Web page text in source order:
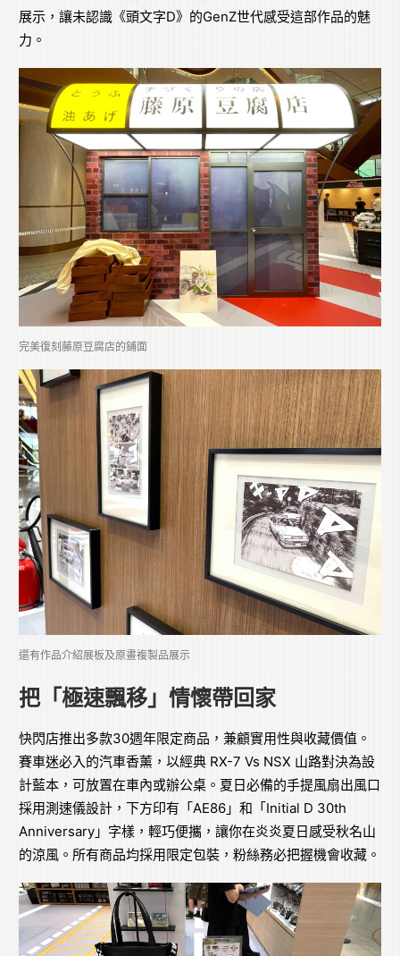
展示，讓未認識《頭文字D》的GenZ世代感受這部作品的魅
力。
完美復刻藤原豆腐店的鋪面
還有作品介紹展板及原畫複製品展示
把「極速飄移」情懷帶回家
快閃店推出多款30週年限定商品，兼顧實用性與收藏價值。
賽車迷必入的汽車香薰，以經典 RX-7 Vs NSX 山路對決為設
計藍本，可放置在車內或辦公桌。夏日必備的手提風扇出風口
採用測速儀設計，下方印有「AE86」和「Initial D 30th
Anniversary」字樣，輕巧便攜，讓你在炎炎夏日感受秋名山
的涼風。所有商品均採用限定包裝，粉絲務必把握機會收藏。